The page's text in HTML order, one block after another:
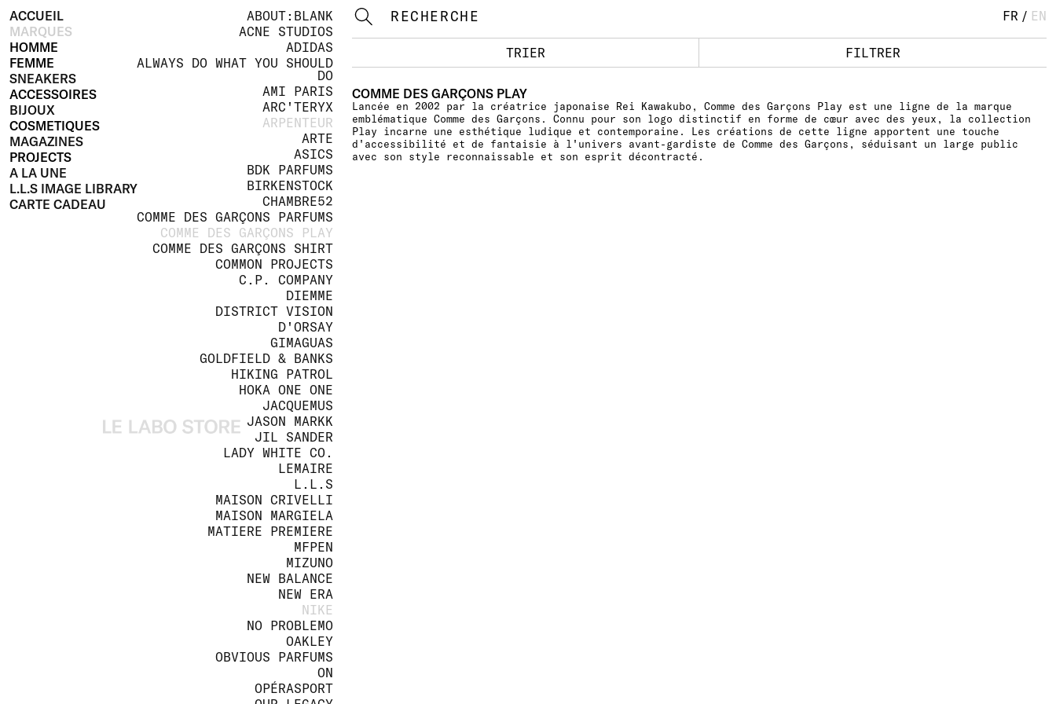
ACCUEIL
MARQUES
ABOUT:BLANK
ACNE STUDIOS
ADIDAS
ALWAYS DO WHAT YOU SHOULD
DO
AMI PARIS
ARC'TERYX
ARPENTEUR
ARTE
ASICS
BDK PARFUMS
BIRKENSTOCK
CHAMBRE52
COMME DES GARÇONS PARFUMS
COMME DES GARÇONS PLAY
COMME DES GARÇONS SHIRT
COMMON PROJECTS
C.P. COMPANY
DIEMME
DISTRICT VISION
D'ORSAY
GIMAGUAS
GOLDFIELD & BANKS
HIKING PATROL
HOKA ONE ONE
JACQUEMUS
JASON MARKK
JIL SANDER
LADY WHITE CO.
LEMAIRE
L.L.S
MAISON CRIVELLI
MAISON MARGIELA
MATIERE PREMIERE
MFPEN
MIZUNO
NEW BALANCE
NEW ERA
NIKE
NO PROBLEMO
OAKLEY
OBVIOUS PARFUMS
ON
OPÉRASPORT
HOMME
FEMME
SNEAKERS
ACCESSOIRES
BIJOUX
COSMETIQUES
MAGAZINES
PROJECTS
A LA UNE
L.L.S IMAGE LIBRARY
CARTE CADEAU
RECHERCHE FR / EN
TRIER FILTRER
COMME DES GARÇONS PLAY
Lancée en 2002 par la créatrice japonaise Rei Kawakubo, Comme des Garçons Play est une ligne de la marque
emblématique Comme des Garçons. Connu pour son logo distinctif en forme de cœur avec des yeux, la collection
Play incarne une esthétique ludique et contemporaine. Les créations de cette ligne apportent une touche
d'accessibilité et de fantaisie à l'univers avant-gardiste de Comme des Garçons, séduisant un large public
avec son style reconnaissable et son esprit décontracté.